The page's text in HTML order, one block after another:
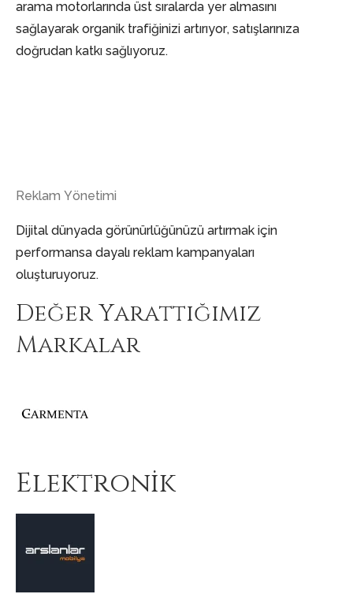
arama motorlarında üst sıralarda yer almasını
sağlayarak organik trafiğinizi artırıyor, satışlarınıza
doğrudan katkı sağlıyoruz.
Reklam Yönetimi
Dijital dünyada görünürlüğünüzü artırmak için
performansa dayalı reklam kampanyaları
oluşturuyoruz.
Değer Yarattığımız
Markalar
Elektronik